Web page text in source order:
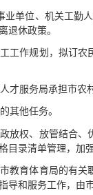
单位、机关工勤
退休政策。
工作规划，拟订
才服务局承担市农
其他任务。
放权、放管结合
目录清单管理，加
教育体育局的有
导和服务工作，由